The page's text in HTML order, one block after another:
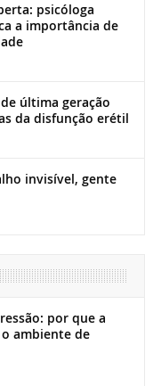
psicóloga
a importância de
última geração
da disfunção erétil
invisível, gente
por que a
ambiente de